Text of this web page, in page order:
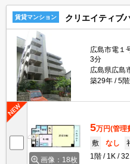
賃貸マンション クリエイティブ
広島市電１
3分
広島県広島
築29年
5
画像：18枚
5万円(管理
敷
なし
1階
1K